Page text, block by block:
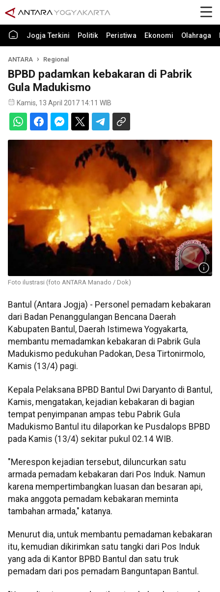
Jogja Terkini Politik Peristiwa Ekonomi Olahraga
ANTARA Regional
BPBD padamkan kebakaran di Pabrik
Gula Madukismo
Kamis, 13 April 2017 14:11 WIB
Foto ilustrasi (foto ANTARA Manado / Dok)
Bantul (Antara Jogja) - Personel pemadam kebakaran
dari Badan Penanggulangan Bencana Daerah
Kabupaten Bantul, Daerah Istimewa Yogyakarta,
membantu memadamkan kebakaran di Pabrik Gula
Madukismo pedukuhan Padokan, Desa Tirtonirmolo,
Kamis (13/4) pagi.
Kepala Pelaksana BPBD Bantul Dwi Daryanto di Bantul,
Kamis, mengatakan, kejadian kebakaran di bagian
tempat penyimpanan ampas tebu Pabrik Gula
Madukismo Bantul itu dilaporkan ke Pusdalops BPBD
pada Kamis (13/4) sekitar pukul 02.14 WIB.
"Merespon kejadian tersebut, diluncurkan satu
armada pemadam kebakaran dari Pos Induk. Namun
karena mempertimbangkan luasan dan besaran api,
maka anggota pemadam kebakaran meminta
tambahan armada," katanya.
Menurut dia, untuk membantu pemadaman kebakaran
itu, kemudian dikirimkan satu tangki dari Pos Induk
yang ada di Kantor BPBD Bantul dan satu truk
pemadam dari pos pemadam Banguntapan Bantul.